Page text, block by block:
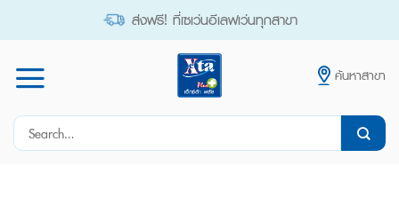
ส่งฟรี! ที่เซเว่นอีเลฟเว่นทุกสาขา
ค้นหาสาขา
Search